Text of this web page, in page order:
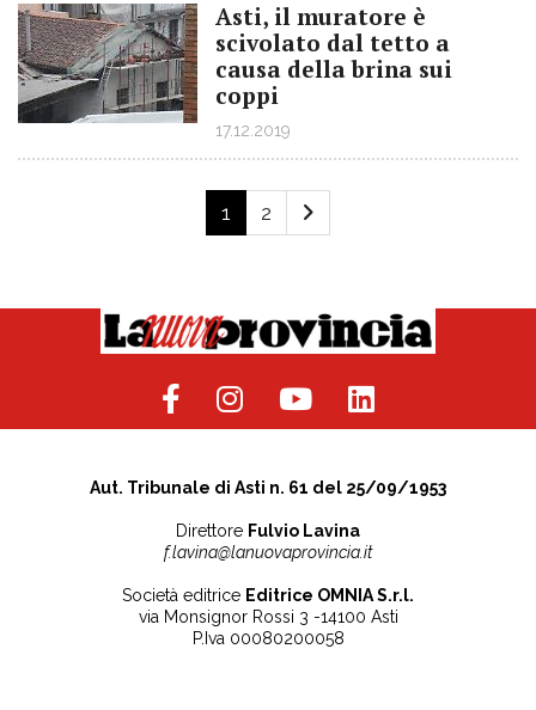
Asti, il muratore è
scivolato dal tetto a
causa della brina sui
coppi
17.12.2019
1 2
Aut. Tribunale di Asti n. 61 del 25/09/1953
Direttore Fulvio Lavina
f.lavina@lanuovaprovincia.it
Società editrice Editrice OMNIA S.r.l.
via Monsignor Rossi 3 -14100 Asti
P.Iva 00080200058